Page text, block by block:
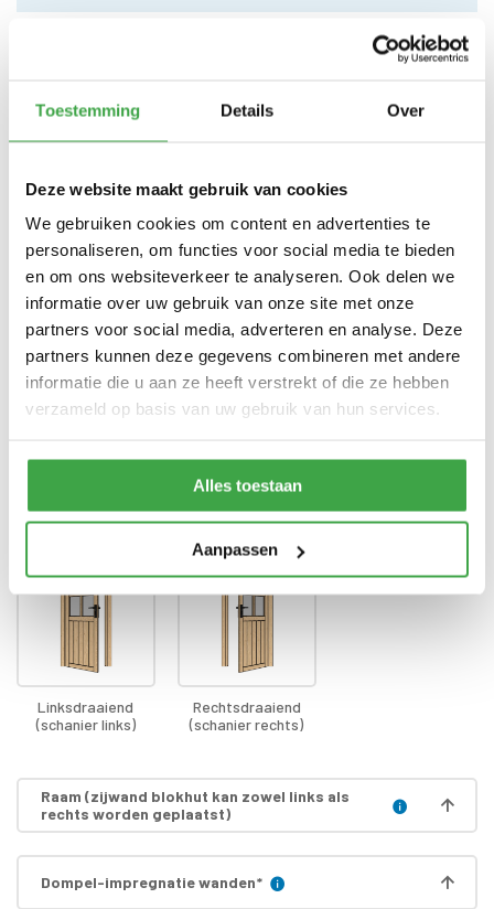
Toestemming Details Over
Deze website maakt gebruik van cookies
We gebruiken cookies om content en advertenties te
personaliseren, om functies voor social media te bieden
en om ons websiteverkeer te analyseren. Ook delen we
informatie over uw gebruik van onze site met onze
partners voor social media, adverteren en analyse. Deze
partners kunnen deze gegevens combineren met andere
informatie die u aan ze heeft verstrekt of die ze hebben
verzameld op basis van uw gebruik van hun services.
Alles toestaan
Aanpassen
10 x 10 cm - 1 stuks incl.
garantie
Deur
voorzien van echt glas
Doorloophoogte deur 188 cm
Bevestigingsmaterialen
Alle bevestigingsmaterialen
zijn inbegrepen
Transport
Gratis thuisbezorgd - In
Linksdraaiend
(schanier links)
Rechtsdraaiend
(schanier rechts)
Raam (zijwand blokhut kan zowel links als
rechts worden geplaatst)
Dompel-impregnatie wanden*